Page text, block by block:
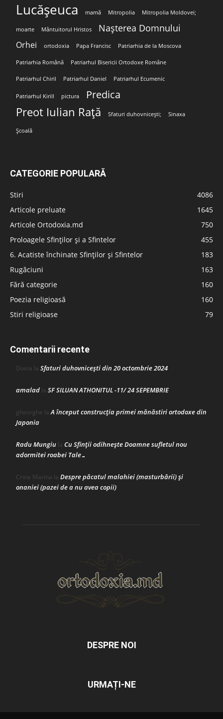
Lucășeuca mamă Mitropolia Mitropolia Moldovei;
moarte Mântuitorul Hristos Nașterea Domnului
Orhei ortodoxia Papa Francisc Patriarhia de la Moscova
Patriarhia Română Patriarhul Bisericii Ortodoxe Române
Patriarhul Chiril Patriarhul Daniel Patriarhul Ecumenic
Patriarhul Kirill pictura Predica
Preot Iulian Rață Sfaturi duhovnicești; Sinaxa
Școală
CATEGORIE POPULARĂ
Stiri
4086
Articole preluate
1645
Articole Ortodoxia.md
750
Proloagele Sfinților și a Sfintelor
455
6. Acatiste închinate Sfinților și Sfintelor
183
Rugăciuni
163
Fără categorie
160
Poezia religioasă
160
Stiri religioase
79
Comentarii recente
Doina la Sfaturi duhovnicești din 20 octombrie 2024
amalad la SF SILUAN ATHONITUL -11/ 24 SEPEMBRIE
gheorghe laA început construcţia primei mănăstiri ortodoxe din
Japonia
Radu Mungiu la Cu Sfinții odihnește Doamne sufletul nou
adormitei roabei Tale…
Crina Marina la Despre păcatul malahiei (masturbării) şi
onaniei (pazei de a nu avea copii)
DESPRE NOI
URMAȚI-NE